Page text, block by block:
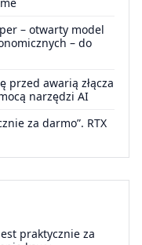
– otwarty model
– do
przed awarią złącza
narzędzi AI
za darmo”. RTX
praktycznie za